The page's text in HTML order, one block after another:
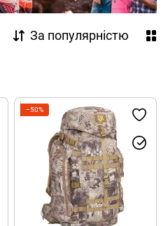
За популярністю
−50%